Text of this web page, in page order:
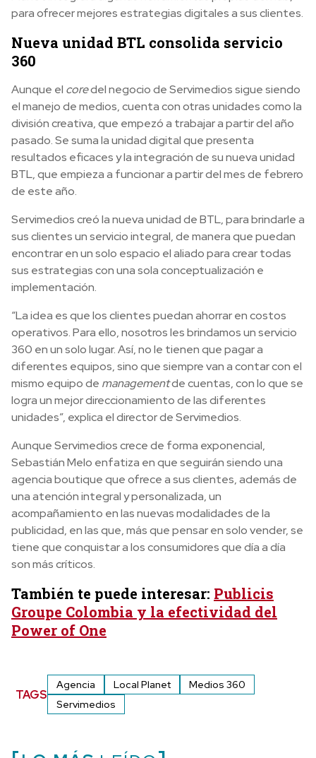
para ofrecer mejores estrategias digitales a sus clientes.
Nueva unidad BTL consolida servicio
360
Aunque el coredel negocio de Servimedios sigue siendo
el manejo de medios, cuenta con otras unidades como la
división creativa, que empezó a trabajar a partir del año
pasado. Se suma la unidad digital que presenta
resultados eficaces y la integración de su nueva unidad
BTL, que empieza a funcionar a partir del mes de febrero
de este año.
Servimedios creó la nueva unidad de BTL, para brindarle a
sus clientes un servicio integral, de manera que puedan
encontrar en un solo espacio el aliado para crear todas
sus estrategias con una sola conceptualización e
implementación.
“La idea es que los clientes puedan ahorrar en costos
operativos. Para ello, nosotros les brindamos un servicio
360 en un solo lugar. Así, no le tienen que pagar a
diferentes equipos, sino que siempre van a contar con el
mismo equipo de managementde cuentas, con lo que se
logra un mejor direccionamiento de las diferentes
unidades”, explica el director de Servimedios.
Aunque Servimedios crece de forma exponencial,
Sebastián Melo enfatiza en que seguirán siendo una
agencia boutique que ofrece a sus clientes, además de
una atención integral y personalizada, un
acompañamiento en las nuevas modalidades de la
publicidad, en las que, más que pensar en solo vender, se
tiene que conquistar a los consumidores que día a día
son más críticos.
También te puede interesar: Publicis
Groupe Colombia y la efectividad del
Power of One
TAGS
Agencia Local Planet
Medios 360
Servimedios